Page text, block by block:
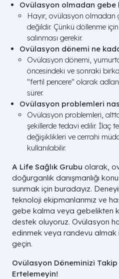
Ovülasyon olmadan gebe
Hayır, ovülasyon
değildir. Çünkü döllenme
salınması gerekir.
Ovülasyon dönemi ne
Ovülasyon dönemi,
öncesindeki ve sonraki
"fertil pencere" olarak
sürer.
Ovülasyon problemleri
Ovülasyon problemleri,
şekillerde tedavi edilir. İlaç
değişiklikleri ve cerrahi
kullanılabilir.
A Life Sağlık Grubu olarak,
doğurganlık danışmanlığı
sunmak için buradayız.
teknoloji ekipmanlarımız ve
gebe kalma veya gebelikten
destek oluyoruz. Ovülasyon
edinmek veya randevu almak
geçin.
Ovülasyon Döneminizi
Ertelemeyin!